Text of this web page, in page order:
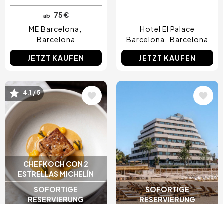
ab
75 €
ME Barcelona
Barcelona
JETZT KAUFEN
Hotel El Palace
Barcelona
Barcelona
JETZT KAUFEN
CHEFKOCH CON 2
ESTRELLAS MICHELÍN
SOFORTIGE
RESERVIERUNG
Bild4.1 / 5
SOFORTIGE
RESERVIERUNG